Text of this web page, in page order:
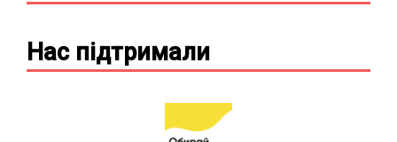
Нас підтримали